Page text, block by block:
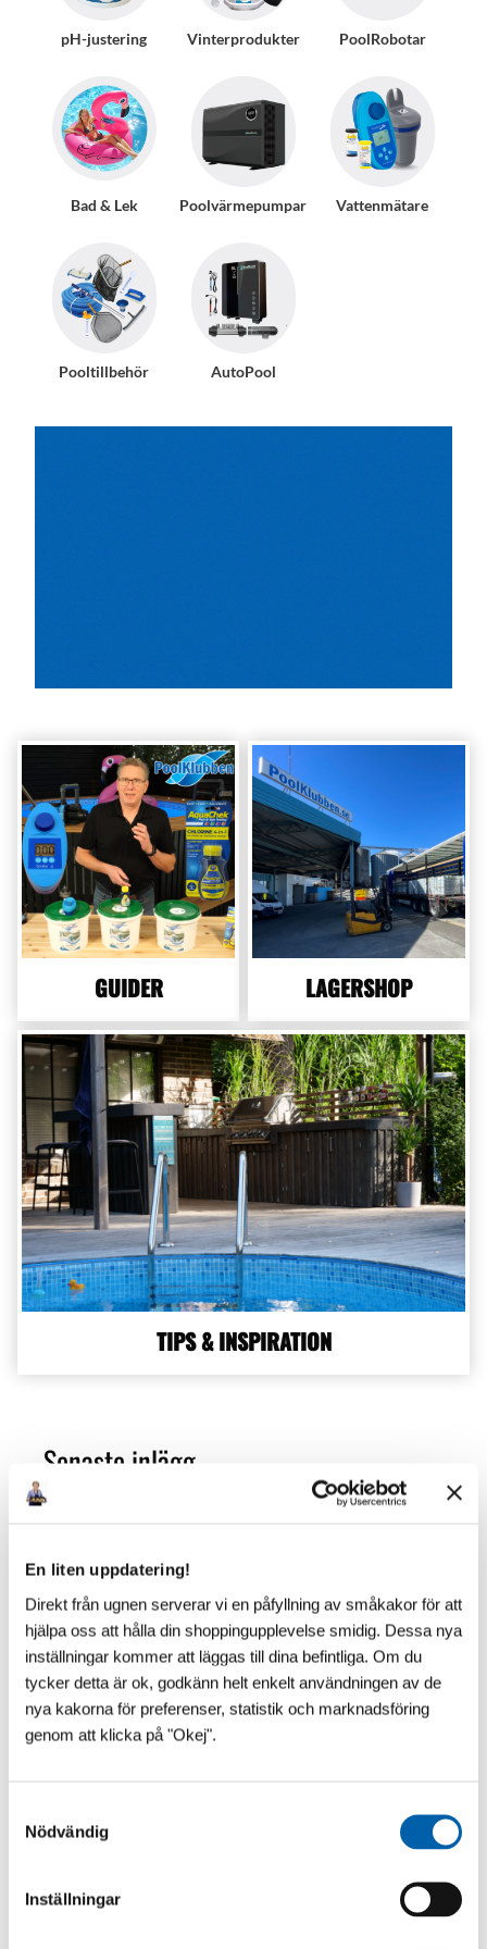
En liten uppdatering!
Direkt från ugnen serverar vi en påfyllning av småkakor för att
hjälpa oss att hålla din shoppingupplevelse smidig. Dessa nya
inställningar kommer att läggas till dina befintliga. Om du
tycker detta är ok, godkänn helt enkelt användningen av de
nya kakorna för preferenser, statistik och marknadsföring
genom att klicka på "Okej".
Nödvändig
Inställningar
pH-justering Vinterprodukter PoolRobotar
Bad & Lek Poolvärmepumpar Vattenmätare
Pooltillbehör AutoPool
GUIDER LAGERSHOP
TIPS & INSPIRATION
Senaste inlägg